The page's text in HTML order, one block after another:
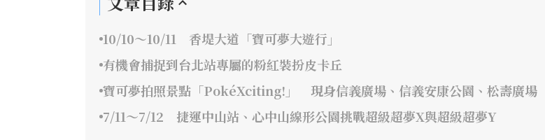
10/10～10/11 香堤大道「寶可夢大遊行」
有機會捕捉到台北站專屬的粉紅裝扮皮卡丘
寶可夢拍照景點「PokéXciting!」 現身信義廣場、信義安康公園、松壽廣場
7/11～7/12 捷運中山站、心中山線形公園挑戰超級超夢X與超級超夢Y